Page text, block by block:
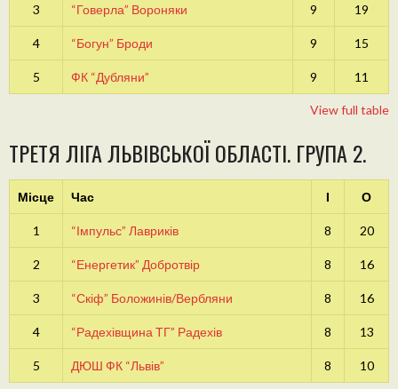
3 “Говерла” Вороняки 9 19
4 “Богун” Броди 9 15
5 ФК “Дубляни” 9 11
View full table
ТРЕТЯ ЛІГА ЛЬВІВСЬКОЇ ОБЛАСТІ. ГРУПА 2.
Місце Час І О
1 “Імпульс” Лавриків 8 20
2 “Енергетик” Добротвір 8 16
3 “Скіф” Боложинів/Вербляни 8 16
4 “Радехівщина ТГ” Радехів 8 13
5 ДЮШ ФК “Львів” 8 10